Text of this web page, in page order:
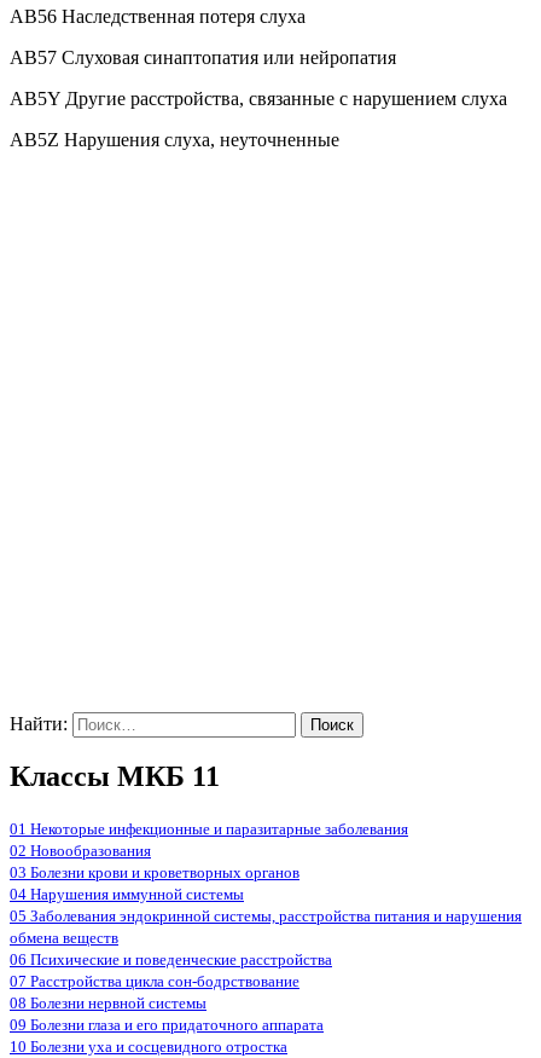
AB56 Наследственная потеря слуха
AB57 Слуховая синаптопатия или нейропатия
AB5Y Другие расстройства, связанные с нарушением слуха
AB5Z Нарушения слуха, неуточненные
Найти:
Классы МКБ 11
01 Некоторые инфекционные и паразитарные заболевания
02 Новообразования
03 Болезни крови и кроветворных органов
04 Нарушения иммунной системы
05 Заболевания эндокринной системы, расстройства питания и нарушения
обмена веществ
06 Психические и поведенческие расстройства
07 Расстройства цикла сон-бодрствование
08 Болезни нервной системы
09 Болезни глаза и его придаточного аппарата
10 Болезни уха и сосцевидного отростка